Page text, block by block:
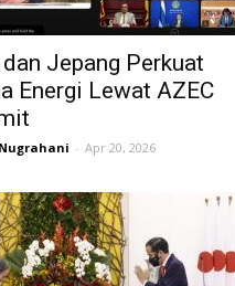
Jepang Perkuat
Energi Lewat AZEC
- Apr 20, 2026